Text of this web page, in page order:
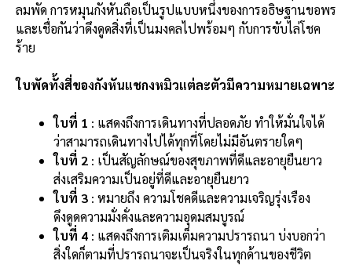
ลมพัด การหมุนกังหันถือเป็นรูปแบบหนึ่งของการอธิษฐานขอพร
และเชื่อกันว่าดึงดูดสิ่งที่เป็นมงคลไปพร้อมๆ กับการขับไล่โชค
ร้าย
ใบพัดทั้งสี่ของกังหันแชกงหมิวแต่ละตัวมีความหมายเฉพาะ
ใบที่ 1 : แสดงถึงการเดินทางที่ปลอดภัย ทำให้มั่นใจได้
ว่าสามารถเดินทางไปได้ทุกที่โดยไม่มีอันตรายใดๆ
ใบที่ 2 : เป็นสัญลักษณ์ของสุขภาพที่ดีและอายุยืนยาว
ส่งเสริมความเป็นอยู่ที่ดีและอายุยืนยาว
ใบที่ 3 : หมายถึง ความโชคดีและความเจริญรุ่งเรือง
ดึงดูดความมั่งคั่งและความอุดมสมบูรณ์
ใบที่ 4 : แสดงถึงการเติมเต็มความปรารถนา บ่งบอกว่า
สิ่งใดก็ตามที่ปรารถนาจะเป็นจริงในทุกด้านของชีวิต